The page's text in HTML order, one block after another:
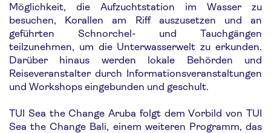
Möglichkeit, die Aufzuchtstation im Wasser zu
besuchen, Korallen am Riff auszusetzen und an
geführten Schnorchel- und Tauchgängen
teilzunehmen, um die Unterwasserwelt zu erkunden.
Darüber hinaus werden lokale Behörden und
Reiseveranstalter durch Informationsveranstaltungen
und Workshops eingebunden und geschult.
TUI Sea the Change Aruba folgt dem Vorbild von TUI
Sea the Change Bali, einem weiteren Programm, das